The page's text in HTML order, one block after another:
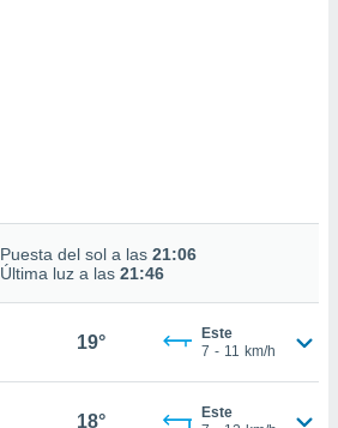
Puesta del sol a las 21:06
Última luz a las 21:46
19°
Este
7 - 11 km/h
18°
Este